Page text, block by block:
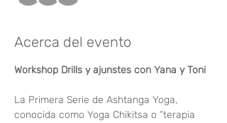
Acerca del evento
Workshop Drills y ajunstes con Yana y Toni
La Primera Serie de Ashtanga Yoga,
conocida como Yoga Chikitsa o “terapia